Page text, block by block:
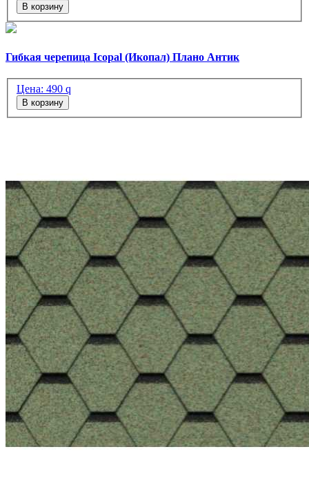
В корзину
Гибкая черепица Icopal (Икопал) Плано Антик
Цена: 490 q
В корзину